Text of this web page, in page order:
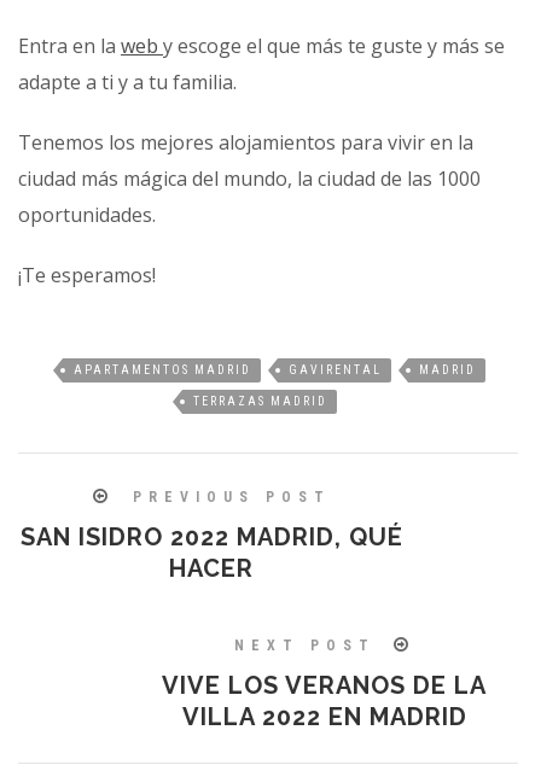
Entra en la web y escoge el que más te guste y más se
adapte a ti y a tu familia.
Tenemos los mejores alojamientos para vivir en la
ciudad más mágica del mundo, la ciudad de las 1000
oportunidades.
¡Te esperamos!
APARTAMENTOS MADRID GAVIRENTAL MADRID
TERRAZAS MADRID
PREVIOUS POST
SAN ISIDRO 2022 MADRID, QUÉ
HACER
NEXT POST
VIVE LOS VERANOS DE LA
VILLA 2022 EN MADRID